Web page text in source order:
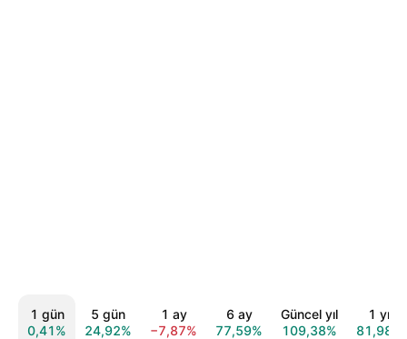
1 gün
0,41%
5 gün
24,92%
1 ay
−7,87%
6 ay
77,59%
Güncel yıl
109,38%
1 yıl
81,98%